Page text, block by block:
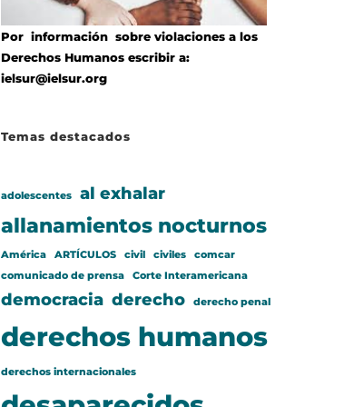
Por información sobre violaciones a los
Derechos Humanos escribir a:
ielsur@ielsur.org
Temas destacados
adolescentes al exhalar
allanamientos nocturnos
América ARTÍCULOS civil civiles
comcar
comunicado de prensa
Corte Interamericana
democracia derecho derecho penal
derechos humanos
derechos internacionales